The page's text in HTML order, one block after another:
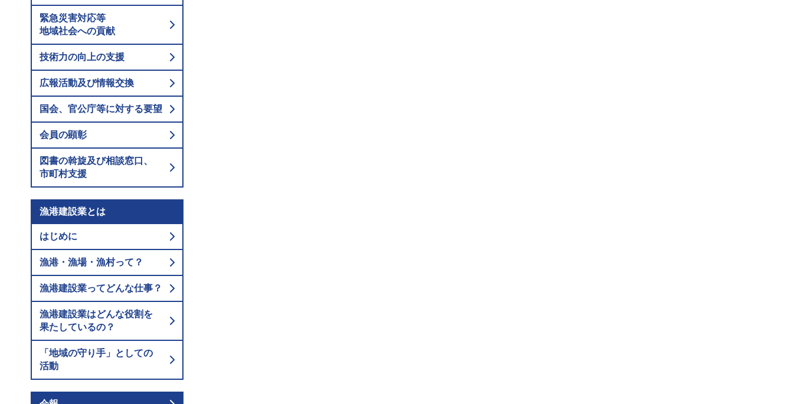
緊急災害対応等
地域社会への貢献
技術力の向上の支援
広報活動及び情報交換
国会、官公庁等に対する要望
会員の顕彰
図書の斡旋及び相談窓口、
市町村支援
漁港建設業とは
はじめに
漁港・漁場・漁村って？
漁港建設業ってどんな仕事？
漁港建設業はどんな役割を
果たしているの？
「地域の守り手」としての
活動